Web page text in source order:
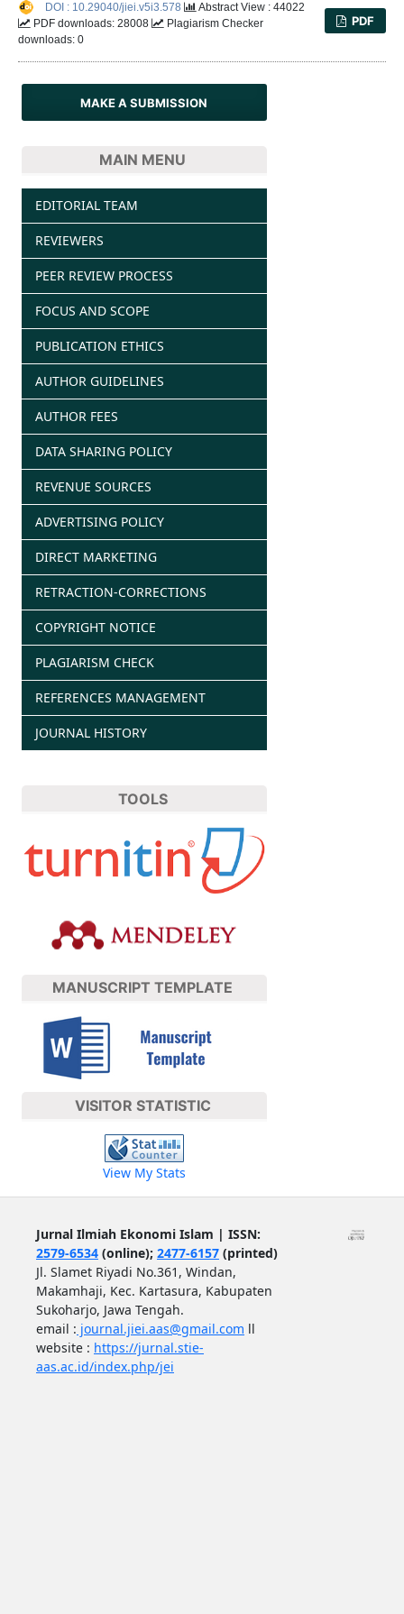
PDF
DOI : 10.29040/jiei.v5i3.578
Abstract View : 44022
PDF downloads: 28008
Plagiarism Checker
downloads: 0
MAKE A SUBMISSION
MAIN MENU
EDITORIAL TEAM
REVIEWERS
PEER REVIEW PROCESS
FOCUS AND SCOPE
PUBLICATION ETHICS
AUTHOR GUIDELINES
AUTHOR FEES
DATA SHARING POLICY
REVENUE SOURCES
ADVERTISING POLICY
DIRECT MARKETING
RETRACTION-CORRECTIONS
COPYRIGHT NOTICE
PLAGIARISM CHECK
REFERENCES MANAGEMENT
JOURNAL HISTORY
TOOLS
MANUSCRIPT TEMPLATE
VISITOR STATISTIC
View My Stats
Jurnal Ilmiah Ekonomi Islam | ISSN:
2579-6534(online); 2477-6157(printed)
Jl. Slamet Riyadi No.361, Windan,
Makamhaji, Kec. Kartasura, Kabupaten
Sukoharjo, Jawa Tengah.
email : journal.jiei.aas@gmail.com ll
website : https://jurnal.stie-
aas.ac.id/index.php/jei